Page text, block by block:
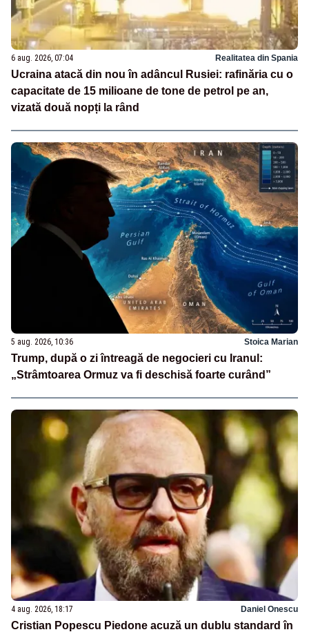
6 aug. 2026, 07:04 Realitatea din Spania
Ucraina atacă din nou în adâncul Rusiei: rafinăria cu o
capacitate de 15 milioane de tone de petrol pe an,
vizată două nopți la rând
5 aug. 2026, 10:36 Stoica Marian
Trump, după o zi întreagă de negocieri cu Iranul:
„Strâmtoarea Ormuz va fi deschisă foarte curând”
4 aug. 2026, 18:17 Daniel Onescu
Cristian Popescu Piedone acuză un dublu standard în